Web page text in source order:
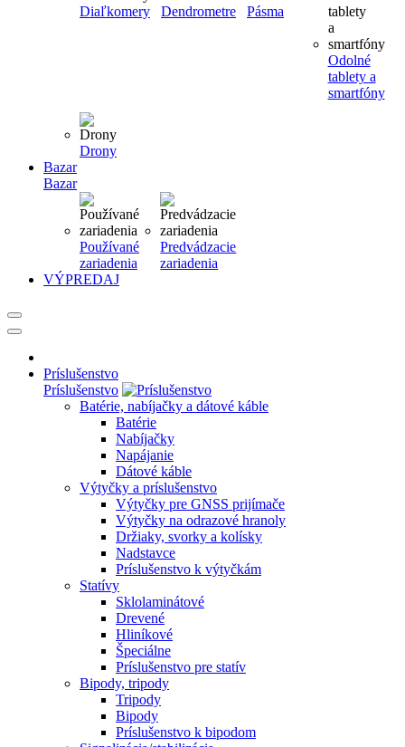
Diaľkomery Dendrometre Pásma
Odolné
tablety a
smartfóny
Drony
Bazar
Bazar
Používané
zariadenia
Predvádzacie
zariadenia
VÝPREDAJ
Príslušenstvo
Príslušenstvo
Batérie, nabíjačky a dátové káble
Batérie
Nabíjačky
Napájanie
Dátové káble
Výtyčky a príslušenstvo
Výtyčky pre GNSS prijímače
Výtyčky na odrazové hranoly
Držiaky, svorky a kolísky
Nadstavce
Príslušenstvo k výtyčkám
Statívy
Sklolaminátové
Drevené
Hliníkové
Špeciálne
Príslušenstvo pre statív
Bipody, tripody
Tripody
Bipody
Príslušenstvo k bipodom